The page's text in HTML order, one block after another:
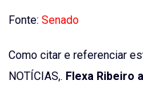
Fonte: Senado
Como citar e referenciar
NOTÍCIAS,. Flexa Ribeiro